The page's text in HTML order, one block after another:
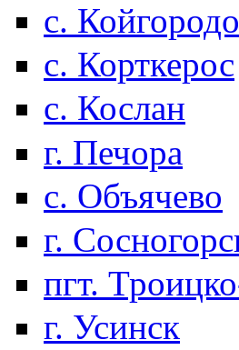
с.
с. Корткерос
с. Кослан
г. Печора
с. Объячево
г.
пгт.
г. Усинск